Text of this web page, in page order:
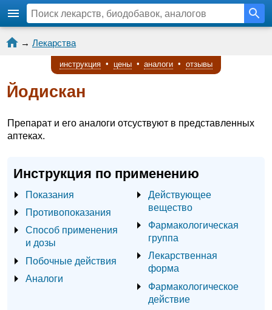
→ Лекарства
инструкция • цены • аналоги • отзывы
Йодискан
Препарат и его аналоги отсуствуют в представленных
аптеках.
Инструкция по применению
Показания
Противопоказания
Способ применения
и дозы
Побочные действия
Аналоги
Действующее
вещество
Фармакологическая
группа
Лекарственная
форма
Фармакологическое
действие